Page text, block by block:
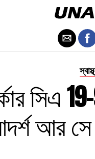
সিএ
আর